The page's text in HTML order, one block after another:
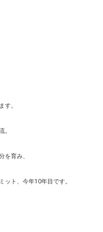
。
育み、
ト、今年10年目です。